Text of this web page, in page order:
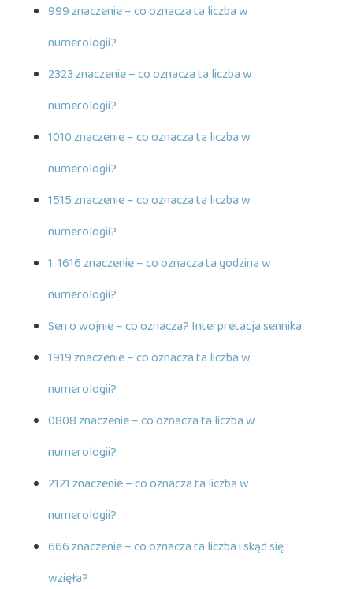
999 znaczenie – co oznacza ta liczba w
numerologii?
2323 znaczenie – co oznacza ta liczba w
numerologii?
1010 znaczenie – co oznacza ta liczba w
numerologii?
1515 znaczenie – co oznacza ta liczba w
numerologii?
1. 1616 znaczenie – co oznacza ta godzina w
numerologii?
Sen o wojnie – co oznacza? Interpretacja sennika
1919 znaczenie – co oznacza ta liczba w
numerologii?
0808 znaczenie – co oznacza ta liczba w
numerologii?
2121 znaczenie – co oznacza ta liczba w
numerologii?
666 znaczenie – co oznacza ta liczba i skąd się
wzięła?